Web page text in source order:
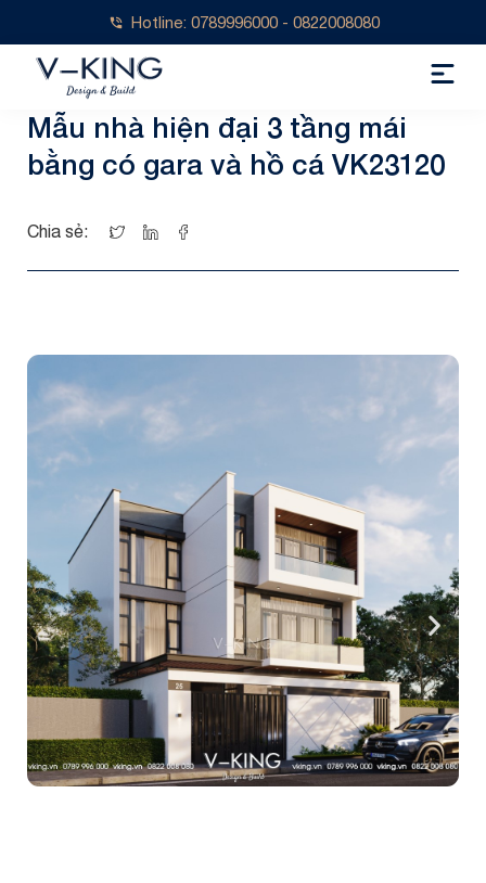
Hotline: 0789996000 - 0822008080
Mẫu nhà hiện đại 3 tầng mái
bằng có gara và hồ cá VK23120
Chia sẻ: